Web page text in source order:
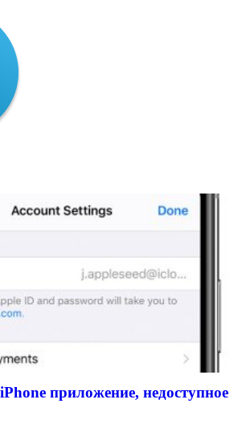
приложение, недоступное